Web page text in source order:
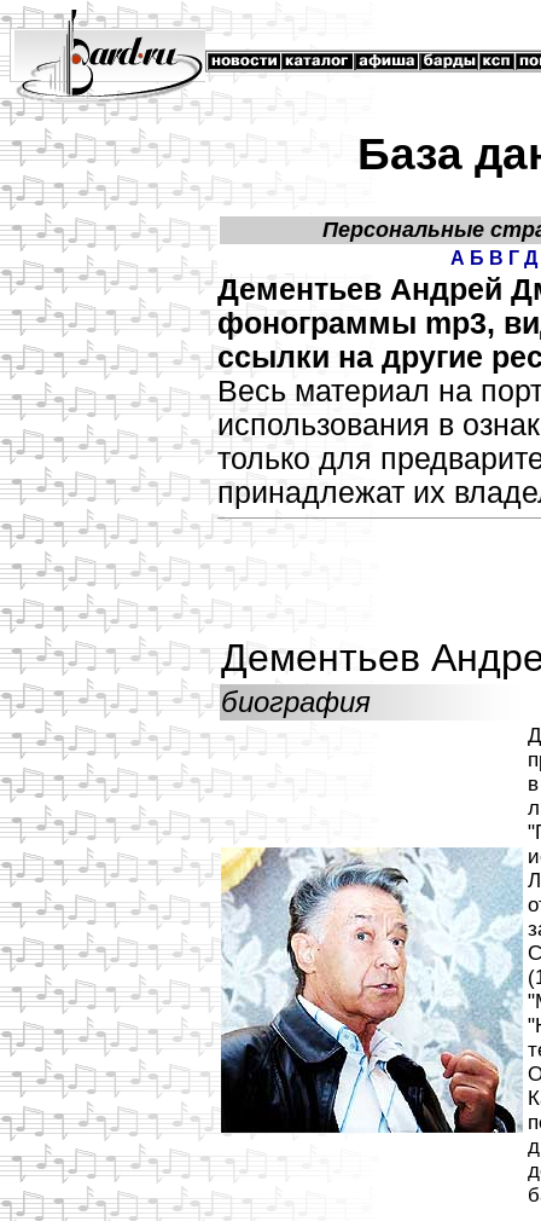
База
Персональные
А Б В Г Д
Дементьев Андрей
фонограммы mp3,
ссылки на другие
Весь материал на
использования в
только для
принадлежат их
Дементьев
биография